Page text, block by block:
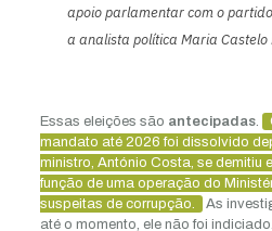
apoio parlamentar com o
a analista política Maria Castelo
Essas eleições são antecipadas.
mandato até 2026 foi dissolvido
ministro, António Costa, se demitiu
função de uma operação do
suspeitas de corrupção.
As
até o momento, ele não foi indiciado.